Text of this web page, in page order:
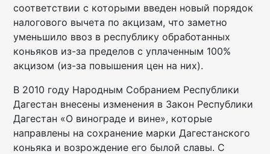
соответствии с которыми введен новый порядок
налогового вычета по акцизам, что заметно
уменьшило ввоз в республику обработанных
коньяков из-за пределов с уплаченным 100%
акцизом (из-за повышения цен на них).
В 2010 году Народным Собранием Республики
Дагестан внесены изменения в Закон Республики
Дагестан «О винограде и вине», которые
направлены на сохранение марки Дагестанского
коньяка и возрождение его былой славы. С